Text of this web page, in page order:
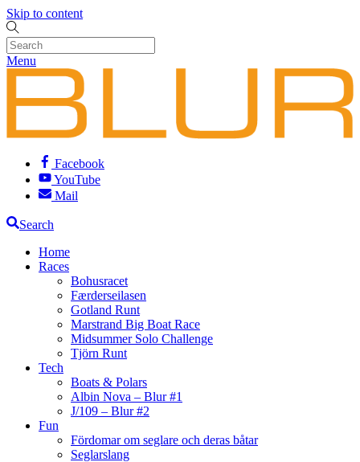
Skip to content
Menu
Facebook
YouTube
Mail
Search
Home
Races
Bohusracet
Færderseilasen
Gotland Runt
Marstrand Big Boat Race
Midsummer Solo Challenge
Tjörn Runt
Tech
Boats & Polars
Albin Nova – Blur #1
J/109 – Blur #2
Fun
Fördomar om seglare och deras båtar
Seglarslang